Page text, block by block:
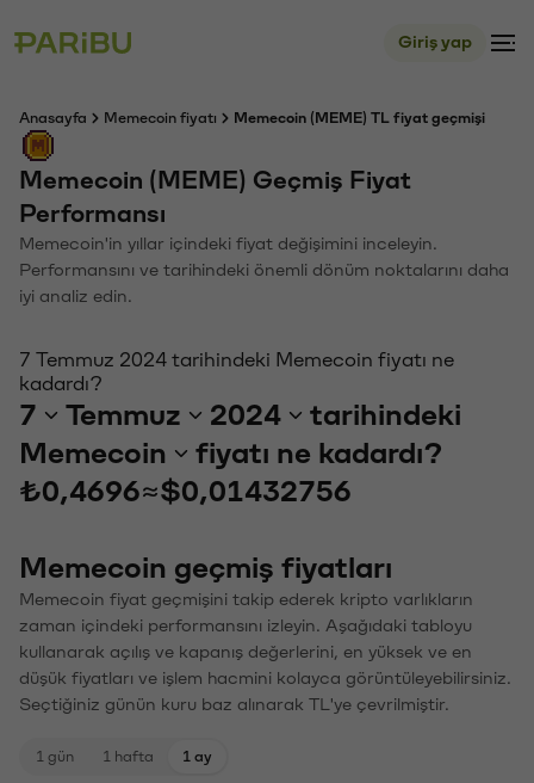
Giriş yap
Anasayfa Memecoin fiyatı Memecoin (MEME) TL fiyat geçmişi
Memecoin (MEME) Geçmiş Fiyat
Performansı
Memecoin'in yıllar içindeki fiyat değişimini inceleyin.
Performansını ve tarihindeki önemli dönüm noktalarını daha
iyi analiz edin.
7 Temmuz 2024 tarihindeki Memecoin fiyatı ne
kadardı?
7 Temmuz 2024
tarihindeki
Memecoin
fiyatı ne kadardı?
₺0,4696≈$0,01432756
Memecoin geçmiş fiyatları
Memecoin fiyat geçmişini takip ederek kripto varlıkların
zaman içindeki performansını izleyin. Aşağıdaki tabloyu
kullanarak açılış ve kapanış değerlerini, en yüksek ve en
düşük fiyatları ve işlem hacmini kolayca görüntüleyebilirsiniz.
Seçtiğiniz günün kuru baz alınarak TL'ye çevrilmiştir.
1 gün 1 hafta 1 ay